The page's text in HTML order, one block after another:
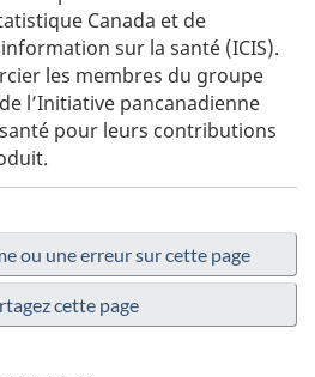
Canada et de
sur la santé (ICIS).
les membres du groupe
l’Initiative pancanadienne
pour leurs contributions
ou une erreur sur cette page
cette page